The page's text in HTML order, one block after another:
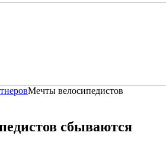
Мечты велосипедистов
сбываются